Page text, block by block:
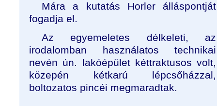
Mára a kutatás Horler álláspontját
fogadja el.
Az egyemeletes délkeleti, az
irodalomban használatos technikai
nevén ún. lakóépület kéttraktusos volt,
közepén kétkarú lépcsőházzal,
boltozatos pincéi megmaradtak.